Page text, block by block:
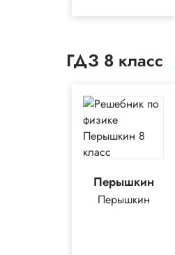
ГДЗ 8 класс
Перышкин
Перышкин